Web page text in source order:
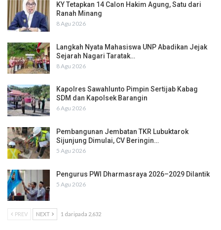
KY Tetapkan 14 Calon Hakim Agung, Satu dari
Ranah Minang
8 Agu 2026
Langkah Nyata Mahasiswa UNP Abadikan Jejak
Sejarah Nagari Taratak…
8 Agu 2026
Kapolres Sawahlunto Pimpin Sertijab Kabag
SDM dan Kapolsek Barangin
6 Agu 2026
Pembangunan Jembatan TKR Lubuktarok
Sijunjung Dimulai, CV Beringin…
5 Agu 2026
Pengurus PWI Dharmasraya 2026–2029 Dilantik
5 Agu 2026
PREV NEXT 1 daripada 2,632